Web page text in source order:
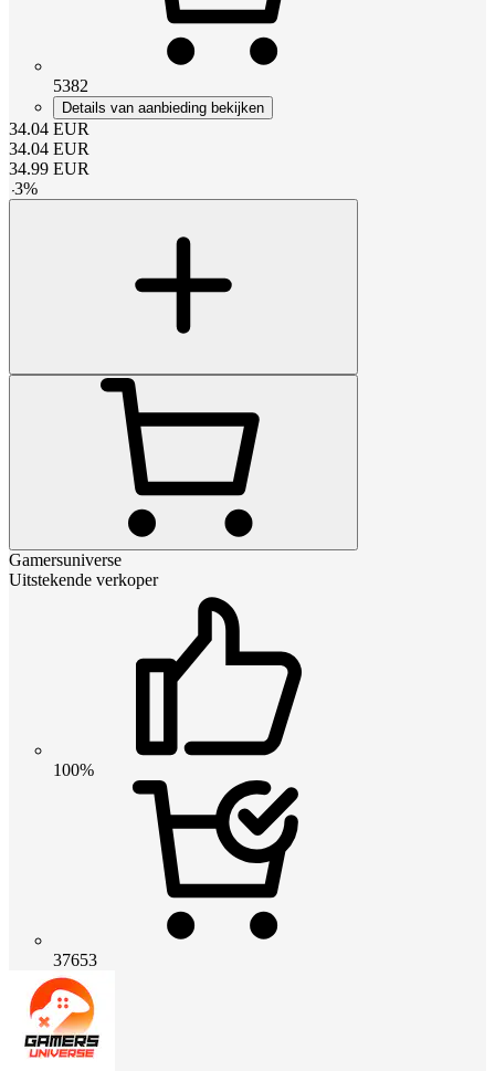
5382
Details van aanbieding bekijken
34.04 EUR
34.04 EUR
34.99 EUR
-3%
Gamersuniverse
Uitstekende verkoper
100%
37653